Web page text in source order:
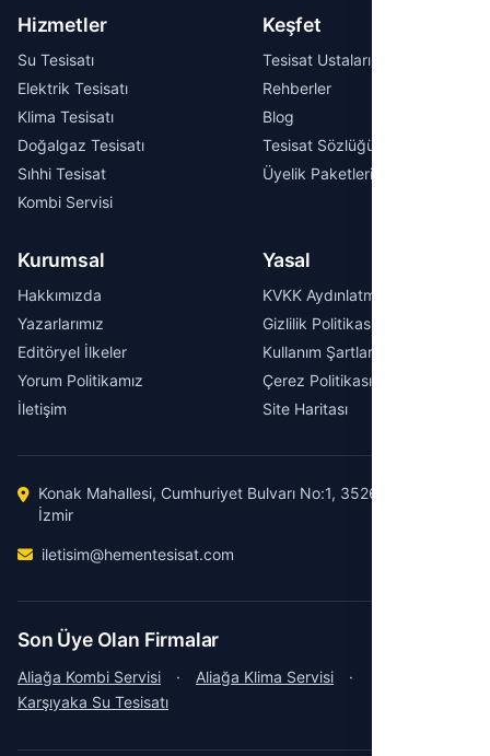
Hizmetler
Su Tesisatı
Elektrik Tesisatı
Klima Tesisatı
Doğalgaz Tesisatı
Sıhhi Tesisat
Kombi Servisi
Keşfet
Tesisat Ustaları
Rehberler
Blog
Tesisat Sözlüğü
Üyelik Paketleri
Kurumsal
Hakkımızda
Yazarlarımız
Editöryel İlkeler
Yorum Politikamız
İletişim
Yasal
KVKK Aydınlatma Metni
Gizlilik Politikası
Kullanım Şartları
Çerez Politikası
Site Haritası
Konak Mahallesi, Cumhuriyet Bulvarı No:1, 35260 Konak /
İzmir
iletisim@hementesisat.com
Son Üye Olan Firmalar
Aliağa Kombi Servisi · Aliağa Klima Servisi
·
Karşıyaka Su Tesisatı